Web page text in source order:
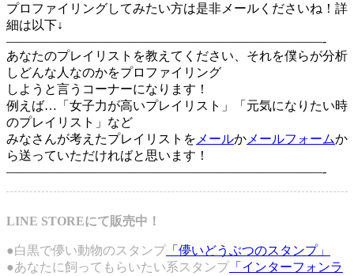
プロファイリングしてみたい方は是非メールくださいね！詳
細は以下↓
—————————————————————————-
あなたのプレイリストを教えてください、それを僕らが分析
しどんな人なのかをプロファイリング
しようと言うコーナーになります！
例えば…「女子力が高いプレイリスト」「元気になりたい時
のプレイリスト」など
みなさんが考えたプレイリストを メールか メールフォームか
ら送っていただければと思います！
—————————————————————————-
LINE STOREにて販売中！
●白黒で儚い動物のスタンプ「儚いどうぶつのスタンプ」
●あなたに飼ってもらいたい系スタンプ「インターフォンラ